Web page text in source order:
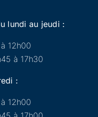
lundi au jeudi :
12h00
à 17h30
:
12h00